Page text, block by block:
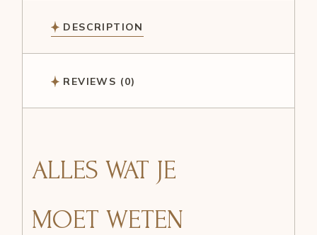
DESCRIPTION
REVIEWS (0)
ALLES WAT JE
MOET WETEN